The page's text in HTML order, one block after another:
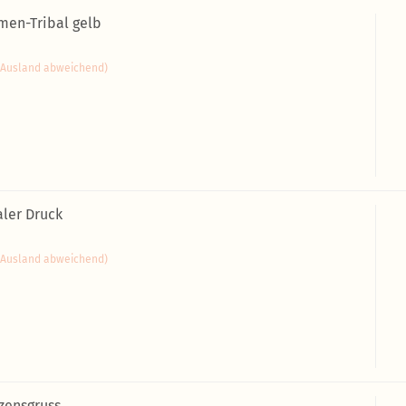
Tribal gelb
abweichend)
Druck
abweichend)